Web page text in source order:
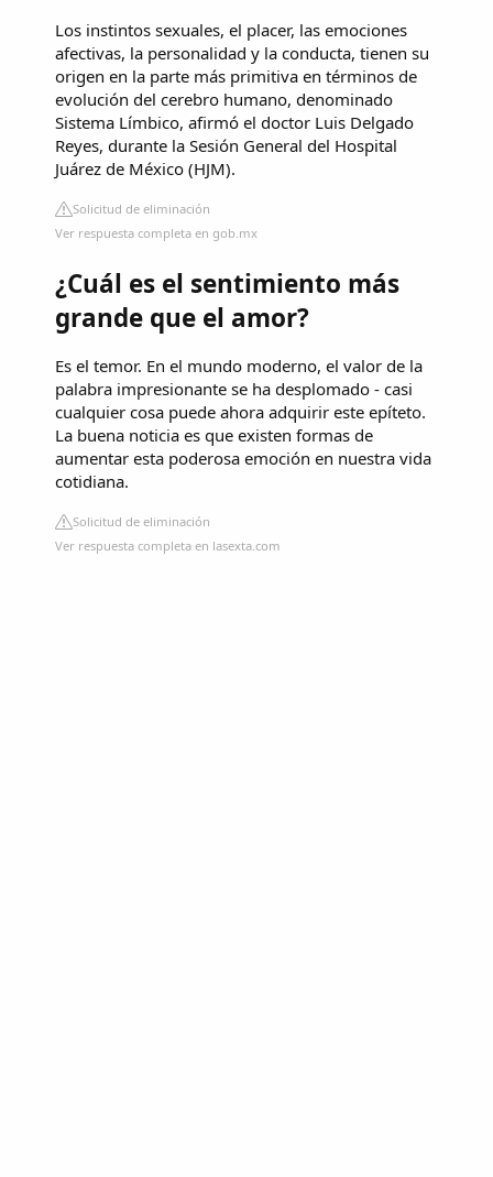
Los instintos sexuales, el placer, las emociones
afectivas, la personalidad y la conducta, tienen su
origen en la parte más primitiva en términos de
evolución del cerebro humano, denominado
Sistema Límbico, afirmó el doctor Luis Delgado
Reyes, durante la Sesión General del Hospital
Juárez de México (HJM).
Solicitud de eliminación
Ver respuesta completa en gob.mx
¿Cuál es el sentimiento más
grande que el amor?
Es el temor. En el mundo moderno, el valor de la
palabra impresionante se ha desplomado - casi
cualquier cosa puede ahora adquirir este epíteto.
La buena noticia es que existen formas de
aumentar esta poderosa emoción en nuestra vida
cotidiana.
Solicitud de eliminación
Ver respuesta completa en lasexta.com